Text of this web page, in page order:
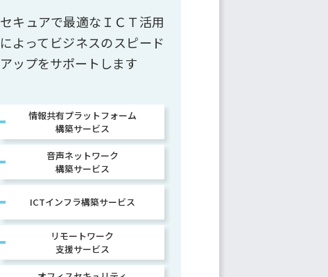
セキュアで最適なＩＣＴ活用
によってビジネスのスピード
アップをサポートします
情報共有プラットフォーム
構築サービス
音声ネットワーク
構築サービス
ICTインフラ構築サービス
リモートワーク
支援サービス